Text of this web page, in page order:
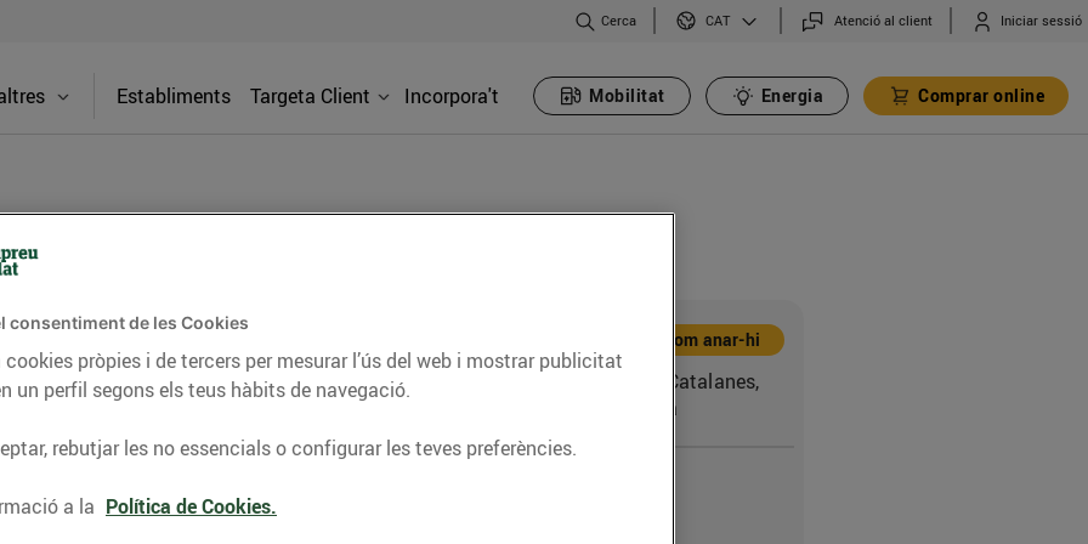
Cerca CAT Atenció al client Iniciar sessió
Establiments Targeta Client Incorpora't Mobilitat Energia Comprar online
(G Via de les Corts C)
Corts C) trobaràs tot el que
proximitat, carnisseria, xarcuteria al
els nostres productes
Com anar-hi
Av. Gran Via de les Corts Catalanes,
192 bis (08004) Barcelona
consentiment de les Cookies
pròpies i de tercers per mesurar l’ús del web i mostrar publicitat
un perfil segons els teus hàbits de navegació.
rebutjar les no essencials o configurar les teves preferències.
a la Política de Cookies.